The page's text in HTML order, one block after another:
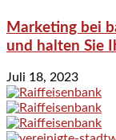
Marketing bei
und halten Sie
Juli 18, 2023